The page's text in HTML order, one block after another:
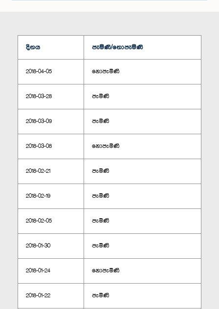
දිනය පැමිණි/නොපැමිණි
2018-04-05 නොපැමිණි
2018-03-28 පැමිණි
2018-03-09 පැමිණි
2018-03-08 නොපැමිණි
2018-02-21 පැමිණි
2018-02-19 පැමිණි
2018-02-05 පැමිණි
2018-01-30 පැමිණි
2018-01-24 නොපැමිණි
2018-01-22 පැමිණි